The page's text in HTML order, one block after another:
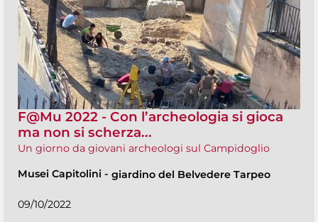
F@Mu 2022 - Con l’archeologia si gioca
ma non si scherza...
Un giorno da giovani archeologi sul Campidoglio
Musei Capitolini - giardino del Belvedere Tarpeo
09/10/2022